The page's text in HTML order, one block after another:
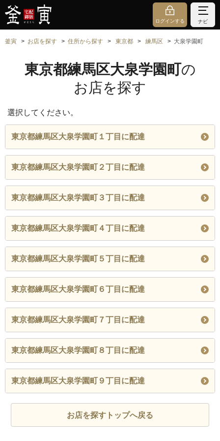
ログインする ナビ
釜寅 お店を探す 住所から探す 東京都 練馬区 大泉学園町
東京都練馬区大泉学園町の
お店を探す
選択してください。
東京都練馬区大泉学園町１丁目に配達
東京都練馬区大泉学園町２丁目に配達
東京都練馬区大泉学園町３丁目に配達
東京都練馬区大泉学園町４丁目に配達
東京都練馬区大泉学園町５丁目に配達
東京都練馬区大泉学園町６丁目に配達
東京都練馬区大泉学園町７丁目に配達
東京都練馬区大泉学園町８丁目に配達
東京都練馬区大泉学園町９丁目に配達
お店を探すトップへ戻る